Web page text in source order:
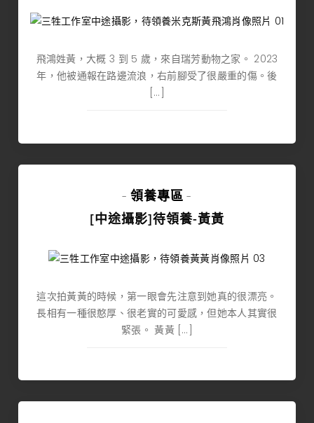
飛鴻姓黃，大概 3 到 5 歲，來自瑞芳動物之家。 2023
年，他被通報在路邊流浪，右前腳受了很嚴重的傷。後
[…]
- 領養專區 -
[中途攝影]待領養-黃黃
這次拍黃黃的時候，第一眼會先注意到她真的很漂亮。
長相有一種很憨厚、很老實的可愛感，但她本人其實很
緊張。 黃黃 […]